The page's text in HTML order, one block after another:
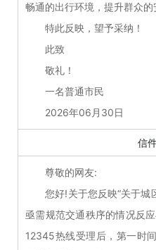
畅通的出行环境，提升群众的
特此反映，望予采纳！
此致
敬礼！
一名普通市民
2026年06月30日
信
尊敬的网友:
您好!关于您反映“关于城
亟需规范交通秩序的情况反
12345热线受理后，第一时